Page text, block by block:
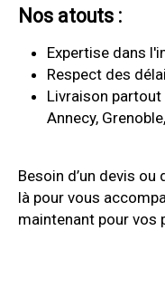
Nos atouts :
Expertise dans
Respect des
Livraison partout
Annecy,
Besoin d’un devis ou
là pour vous
maintenant pour vos